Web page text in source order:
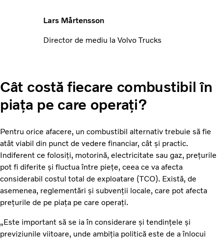
Lars Mårtensson
Director de mediu la Volvo Trucks
Cât costă fiecare combustibil în
piața pe care operați?
Pentru orice afacere, un combustibil alternativ trebuie să fie
atât viabil din punct de vedere financiar, cât și practic.
Indiferent ce folosiți, motorină, electricitate sau gaz, prețurile
pot fi diferite și fluctua între piețe, ceea ce va afecta
considerabil costul total de exploatare (TCO). Există, de
asemenea, reglementări și subvenții locale, care pot afecta
prețurile de pe piața pe care operați.
„Este important să se ia în considerare și tendințele și
previziunile viitoare, unde ambiția politică este de a înlocui